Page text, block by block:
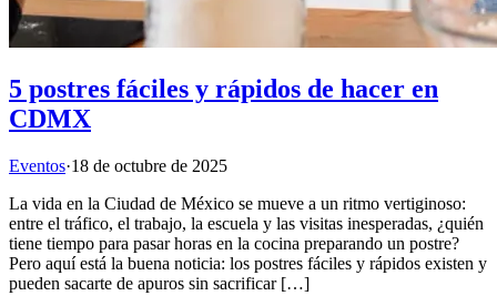
5 postres fáciles y rápidos de hacer en
CDMX
Eventos·18 de octubre de 2025
La vida en la Ciudad de México se mueve a un ritmo vertiginoso:
entre el tráfico, el trabajo, la escuela y las visitas inesperadas, ¿quién
tiene tiempo para pasar horas en la cocina preparando un postre?
Pero aquí está la buena noticia: los postres fáciles y rápidos existen y
pueden sacarte de apuros sin sacrificar […]